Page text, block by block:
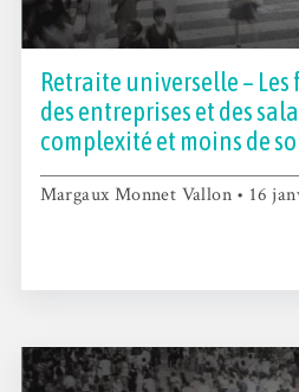
Retraite universelle –
des entreprises et des
complexité et moins de
Margaux Monnet Vallon • 16